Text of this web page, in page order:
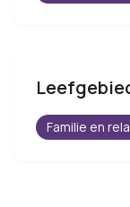
Familie en